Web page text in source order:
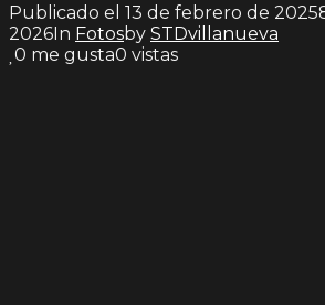
Publicado el 13 de febrero de 2025
2026In Fotosby STDvillanueva
0 me gusta0 vistas